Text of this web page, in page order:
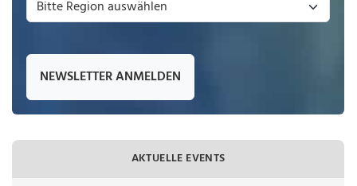
NEWSLETTER ANMELDEN
AKTUELLE EVENTS